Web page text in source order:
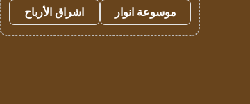
موسوعة انوار
اشراق الأرباح